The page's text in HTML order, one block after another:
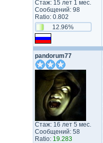
Стаж: 15 лет 1 мес.
Сообщений: 98
Ratio: 0.802
12.96%
pandorum77
Стаж: 16 лет 5 мес.
Сообщений: 58
Ratio: 19.283